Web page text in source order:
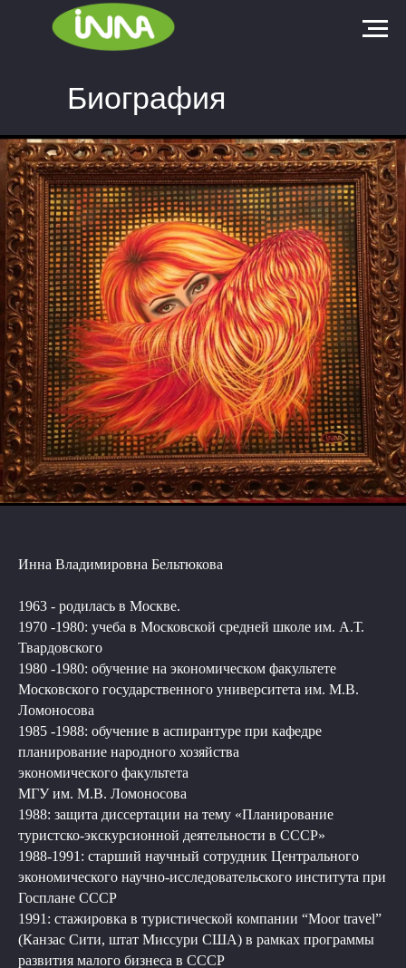
Биография
Инна Владимировна Бельтюкова
1963 - родилась в Москве.
1970 -1980: учеба в Московской средней школе им. А.Т.
Твардовского
1980 -1980: обучение на экономическом факультете
Московского государственного университета им. М.В.
Ломоносова
1985 -1988: обучение в аспирантуре при кафедре
планирование народного хозяйства
экономического факультета
МГУ им. М.В. Ломоносова
1988: защита диссертации на тему «Планирование
туристско-экскурсионной деятельности в СССР»
1988-1991: старший научный сотрудник Центрального
экономического научно-исследовательского института при
Госплане СССР
1991: стажировка в туристической компании “Moor travel”
(Канзас Сити, штат Миссури США) в рамках программы
развития малого бизнеса в СССР